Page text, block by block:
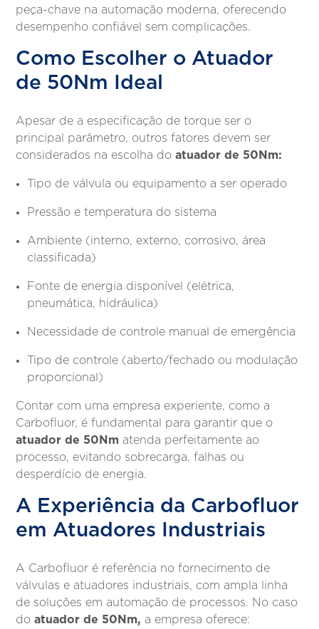
peça-chave na automação moderna, oferecendo
desempenho confiável sem complicações.
Como Escolher o Atuador
de 50Nm Ideal
Apesar de a especificação de torque ser o
principal parâmetro, outros fatores devem ser
considerados na escolha doatuador de 50Nm:
Tipo de válvula ou equipamento a ser operado
Pressão e temperatura do sistema
Ambiente (interno, externo, corrosivo, área
classificada)
Fonte de energia disponível (elétrica,
pneumática, hidráulica)
Necessidade de controle manual de emergência
Tipo de controle (aberto/fechado ou modulação
proporcional)
Contar com uma empresa experiente, como a
Carbofluor, é fundamental para garantir que o
atuador de 50Nm atenda perfeitamente ao
processo, evitando sobrecarga, falhas ou
desperdício de energia.
A Experiência da Carbofluor
em Atuadores Industriais
A Carbofluor é referência no fornecimento de
válvulas e atuadores industriais, com ampla linha
de soluções em automação de processos. No caso
doatuador de 50Nm, a empresa oferece: